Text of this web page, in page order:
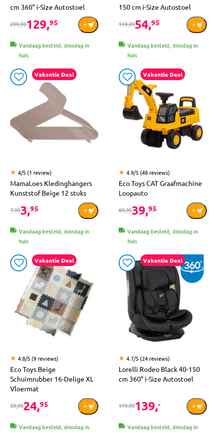
cm 360° i-Size Autostoel
299,99129,95
Vandaag besteld, dinsdag in
huis
150 cm i-Size Autostoel
119,9954,95
Vandaag besteld, dinsdag in
huis
Vakantie Deal
4/5 (1 review)
MamaLoes Kledinghangers
Kunststof Beige 12 stuks
7,993,95
Vandaag besteld, dinsdag in
huis
Vakantie Deal
4.9/5 (48 reviews)
Eco Toys CAT Graafmachine
Loopauto
69,9939,95
Vandaag besteld, dinsdag in
huis
Vakantie Deal
4.8/5 (9 reviews)
Eco Toys Beige
Schuimrubber 16-Delige XL
Vloermat
59,9924,95
Vandaag besteld, dinsdag in
Vakantie Deal
4.7/5 (24 reviews)
Lorelli Rodeo Black 40-150
cm 360° i-Size Autostoel
179,99139,-
Vandaag besteld, dinsdag in